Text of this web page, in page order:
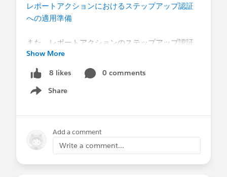
レポートアクションにおけるステップアップ認証
への適用準備
また、レポートアクションのステップアップ認証
やエクスポートに関連した既知の事象を下記ナレ
ッジにまとめておりますので、ご確認をお願いい
たします。
なお、記載のない問題に遭遇された場合には、大
せいただけますと幸いでございます。
ナレッジ：
レポートアクションのステップアップ認証に関連
する既知の事象 (Known Issues) について
Show More
8 likes
0 comments
Share
Show menu
Add a comment
Write a comment...